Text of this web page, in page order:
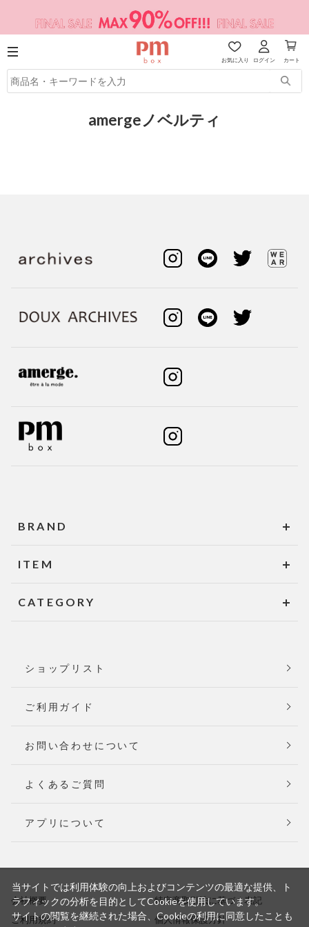
お気に入り ログイン カート
amergeノベルティ
BRAND
ITEM
CATEGORY
ショップリスト
ご利用ガイド
お問い合わせについて
よくあるご質問
アプリについて
会社概要
特定商取引法に基づく表記
ご利用規約
個人情報保護方針
当サイトでは利用体験の向上およびコンテンツの最適な提供、ト
ラフィックの分析を目的としてCookieを使用しています。
サイトの閲覧を継続された場合、Cookieの利用に同意したことも